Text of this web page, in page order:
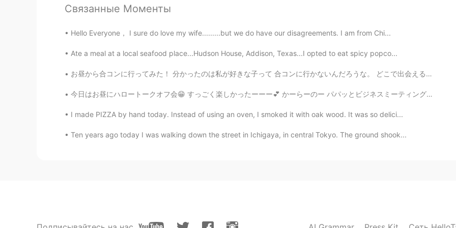
JP ES
楽しそう！！楽しさが伝わる写真！(´ω` )
JP EN
I have been to kaiyukan. So cute 💕 Have a nice trip!
Связанные Моменты
Hello Everyone， I sure do love my wife.........but we do have our disagreements. I am from Chi...
Ate a meal at a local seafood place...Hudson House, Addison, Texas...I opted to eat spicy popco...
お昼から合コンに行ってみた！ 分かったのは私が好きな子って 合コンに行かないんだろうな。 どこで出会えるかな。 きっと理想高過ぎだな 外見で判断したらあかんと言われるけど 入った瞬間に終わった...
今日はお昼にハロートークオフ会😁 すっごく楽しかったーーー💕 かーらーのー パパッとビジネスミーティングーーー かーらーのー ロンスケイベント💕 サンタモニカ、今回は街からオフィシャルに ...
I made PIZZA by hand today. Instead of using an oven, I smoked it with oak wood. It was so delici...
Ten years ago today I was walking down the street in Ichigaya, in central Tokyo. The ground shook...